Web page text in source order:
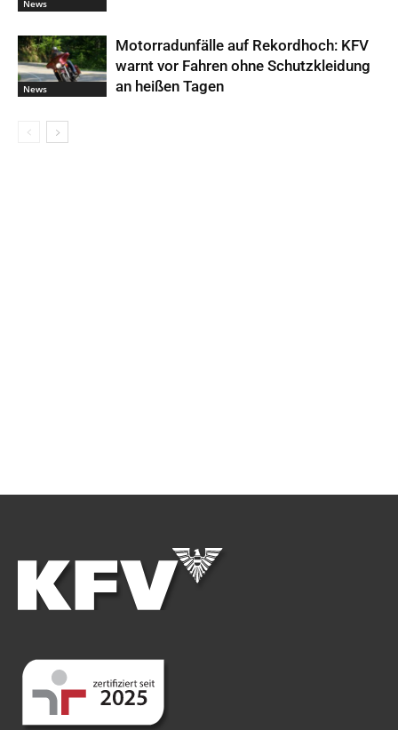
News
News
Motorradunfälle auf Rekordhoch: KFV
warnt vor Fahren ohne Schutzkleidung
an heißen Tagen